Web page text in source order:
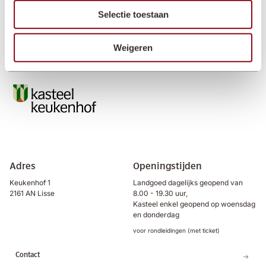
Selectie toestaan
Weigeren
Adres
Keukenhof 1
2161 AN Lisse
Openingstijden
Landgoed dagelijks geopend van
8.00 - 19.30 uur,
Kasteel enkel geopend op woensdag
en donderdag
voor rondleidingen (met ticket)
Contact